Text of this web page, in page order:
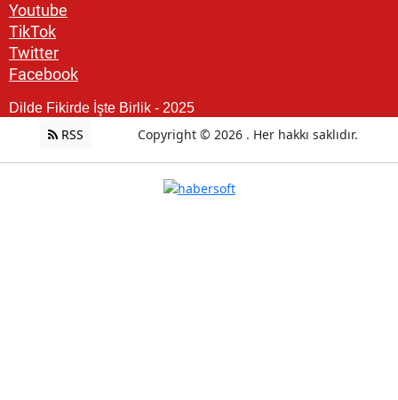
Youtube
TikTok
Twitter
Facebook
Dilde Fikirde İşte Birlik - 2025
RSS Copyright © 2026 . Her hakkı saklıdır.